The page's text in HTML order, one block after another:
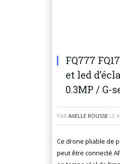
FQ777
et led
0.3MP / G-
PAR AXELLE ROUSSE LE
Ce drone pliable de
peut être connecté